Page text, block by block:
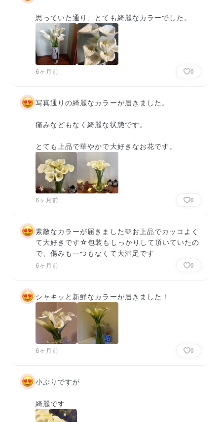
思っていた通り、とても綺麗なカラーでした。
6ヶ月前 0
写真通りの綺麗なカラーが届きました。
痛みなどもなく綺麗な状態です。
とても上品で華やかで大好きなお花です。
6ヶ月前 0
素敵なカラーが届きました🩵お上品でカッコよく
て大好きです☆包装もしっかりして頂いていたの
で、傷みも一つもなくて大満足です
6ヶ月前 0
シャキッと新鮮なカラーが届きました！
6ヶ月前 0
小ぶりですが
綺麗です